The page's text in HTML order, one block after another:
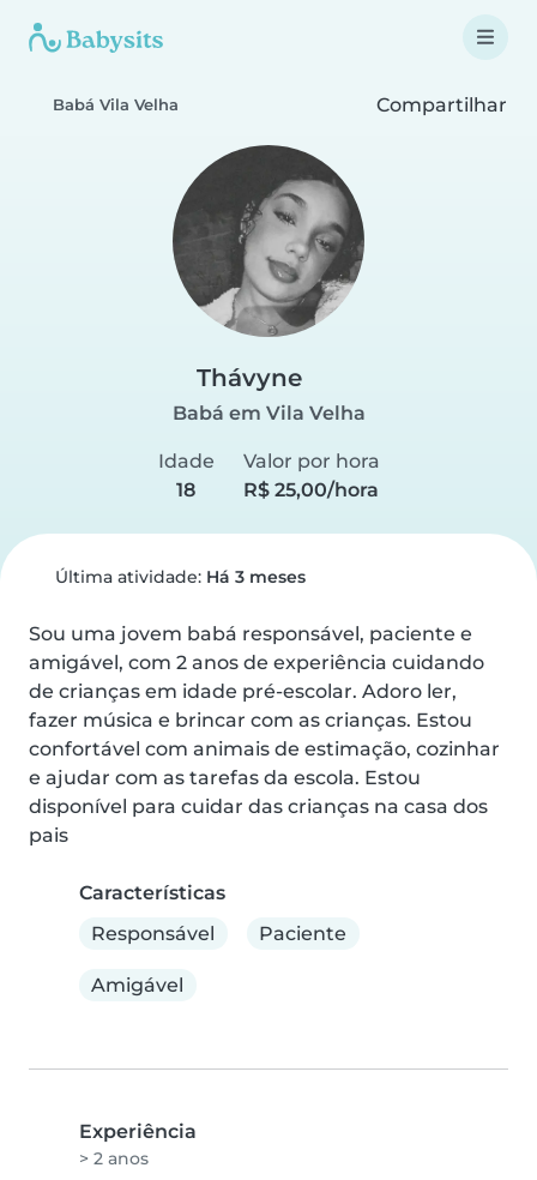
Babá Vila Velha Compartilhar
Thávyne
Babá em Vila Velha
Idade
18
Valor por hora
R$ 25,00/hora
Última atividade: Há 3 meses
Sou uma jovem babá responsável, paciente e
amigável, com 2 anos de experiência cuidando
de crianças em idade pré-escolar. Adoro ler,
fazer música e brincar com as crianças. Estou
confortável com animais de estimação, cozinhar
e ajudar com as tarefas da escola. Estou
disponível para cuidar das crianças na casa dos
pais
Características
Responsável
Paciente
Amigável
Experiência
> 2 anos